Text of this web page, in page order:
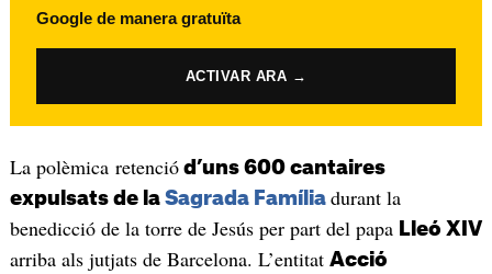
Google de manera gratuïta
ACTIVAR ARA →
La polèmica retenciód’uns 600 cantaires
expulsats de laSagrada Família durant la
benedicció de la torre de Jesús per part del papa Lleó XIV
arriba als jutjats de Barcelona. L’entitat Acció